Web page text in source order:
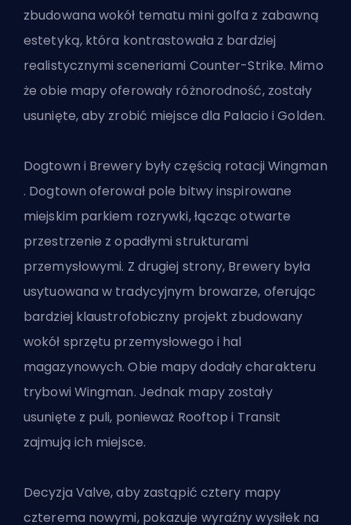
zbudowana wokół tematu mini golfa z zabawną
estetyką, która kontrastowała z bardziej
realistycznymi sceneriami Counter-Strike. Mimo
że obie mapy oferowały różnorodność, zostały
usunięte, aby zrobić miejsce dla Palacio i Golden.
Dogtown i Brewery były częścią rotacji Wingman
. Dogtown oferował pole bitwy inspirowane
miejskim parkiem rozrywki, łącząc otwarte
przestrzenie z opadłymi strukturami
przemysłowymi. Z drugiej strony, Brewery była
usytuowana w tradycyjnym browarze, oferując
bardziej klaustrofobiczny projekt zbudowany
wokół sprzętu przemysłowego i hal
magazynowych. Obie mapy dodały charakteru
trybowi Wingman. Jednak mapy zostały
usunięte z puli, ponieważ Rooftop i Transit
zajmują ich miejsce.
Decyzja Valve, aby zastąpić cztery mapy
czterema nowymi, pokazuje wyraźny wysiłek na